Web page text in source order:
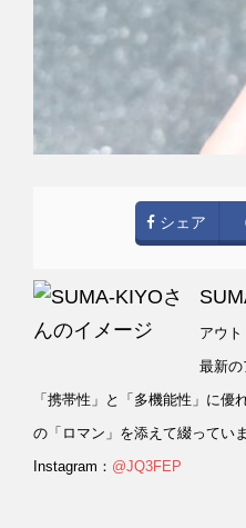
シェア
アウ
最新の
「携帯性」と「多機能性」に
の「ロマン」を添えて綴っていま
Instagram： @JQ3FEP